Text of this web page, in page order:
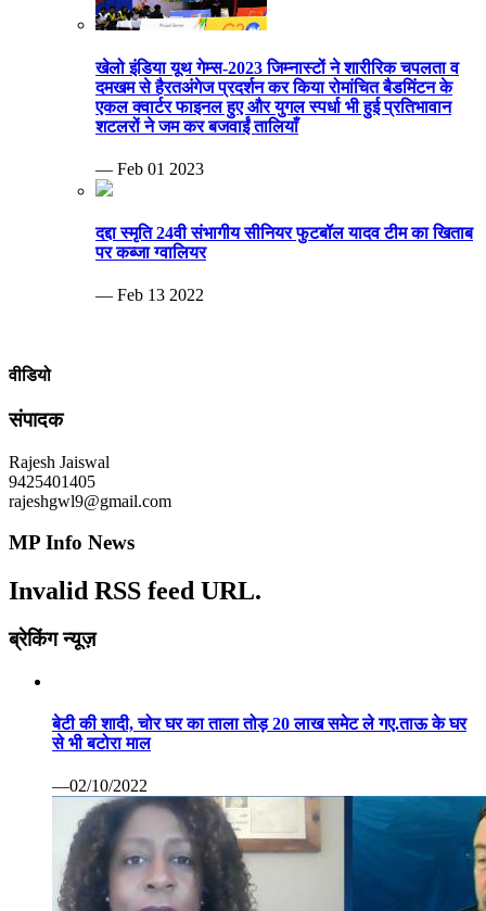
खेलो इंडिया यूथ गेम्स-2023 जिम्नास्टों ने शारीरिक चपलता व
दमखम से हैरतअंगेज प्रदर्शन कर किया रोमांचित बैडमिंटन के
एकल क्वार्टर फाइनल हुए और युगल स्पर्धा भी हुई प्रतिभावान
शटलरों ने जम कर बजवाईं तालियाँ
— Feb 01 2023
दद्दा स्मृति 24वी संभागीय सीनियर फुटबॉल यादव टीम का खिताब
पर कब्जा ग्वालियर
— Feb 13 2022
वीडियो
संपादक
Rajesh Jaiswal
9425401405
rajeshgwl9@gmail.com
MP Info News
Invalid RSS feed URL.
ब्रेकिंग न्यूज़
बेटी की शादी, चोर घर का ताला तोड़ 20 लाख समेट ले गए.ताऊ के घर
से भी बटोरा माल
—02/10/2022